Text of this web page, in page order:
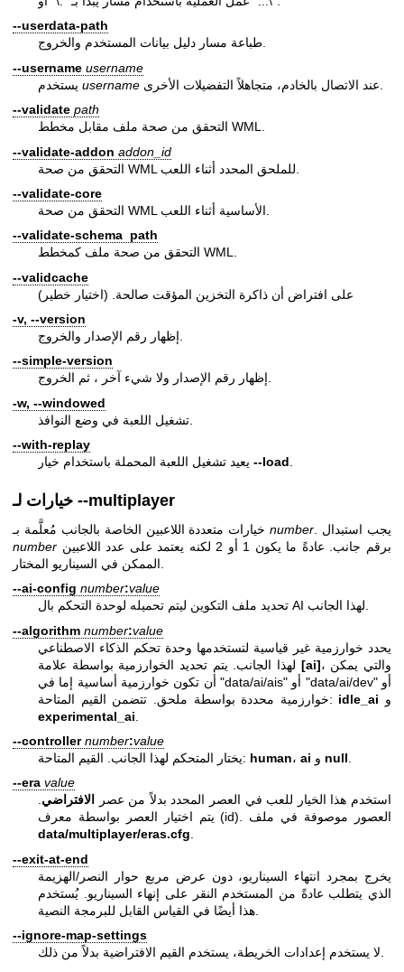
--userdata-path
طباعة مسار دليل بيانات المستخدم والخروج.
--username username
username
--validate path
التحقق من صحة ملف مقابل مخطط WML.
--validate-addon addon_id
--validate-core
--validate-schema path
التحقق من صحة ملف كمخطط WML.
--validcache
على افتراض أن ذاكرة التخزين المؤقت صالحة. (اختيار خطير)
-v, --version
--simple-version
إظهار رقم الإصدار ولا شيء آخر ، ثم الخروج.
-w, --windowed
--with-replay
--load.
خيارات لـ --multiplayer
خيارات متعددة اللاعبين الخاصة بالجانب مُعلَّمة بـnumber
. يجب استبدال
number
--ai-config number:value
--algorithm number:value
يحدد خوارزمية غير قياسية لتستخدمها وحدة تحكم الذكاء الاصطناعي
[ai]، والتي يمكن
أن تكون خوارزمية أساسية إما في "data/ai/ais" أو "data/ai/dev" أو
خوارزمية محددة بواسطة ملحق. تتضمن القيم المتاحة: idle_ai و
experimental_ai
--controllernumber:value
يختار المتحكم لهذا الجانب. القيم المتاحة: human، ai null
--era value
استخدم هذا الخيار للعب في العصر المحدد بدلاً من عصر
الافتراضي.
يتم اختيار العصر بواسطة معرف (id). العصور موصوفة في ملف
data/multiplayer/eras.cfg.
--exit-at-end
يخرج بمجرد انتهاء السيناريو، دون عرض مربع حوار النصر/الهزيمة
الذي يتطلب عادةً من المستخدم النقر على إنهاء السيناريو. يُستخدم
--ignore-map-settings